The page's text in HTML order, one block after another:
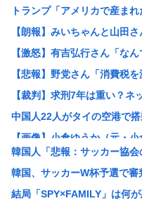
トランプ「アメリカで産ま
【朗報】みいちゃんと山田
【激怒】有吉弘行さん「な
【悲報】野党さん「消費税
【裁判】求刑7年は重い？ネ
中国人22人がタイの空港で
【画像】小倉ゆうか（元・
【画像】イギリスの恋愛番
【画像】令和のJKの待ち受
【画像】電撃婚から1年半…
韓国人「悲報：サッカー協
韓国、サッカーW杯予選で
結局「SPY×FAMILY」は何